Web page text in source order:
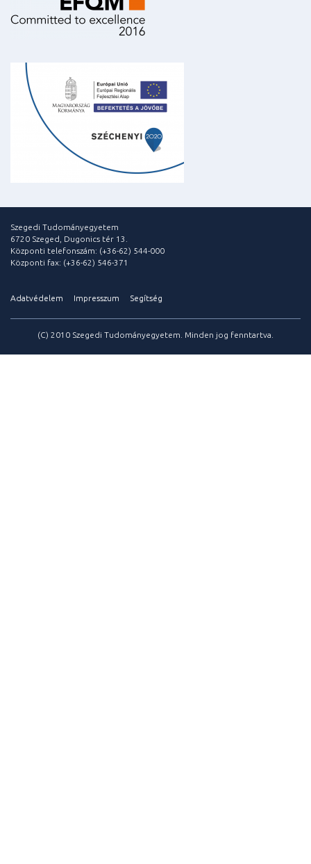
Szegedi Tudományegyetem
6720 Szeged, Dugonics tér 13.
Központi telefonszám: (+36-62) 544-000
Központi fax: (+36-62) 546-371
Adatvédelem Impresszum Segítség
(C) 2010 Szegedi Tudományegyetem. Minden jog fenntartva.